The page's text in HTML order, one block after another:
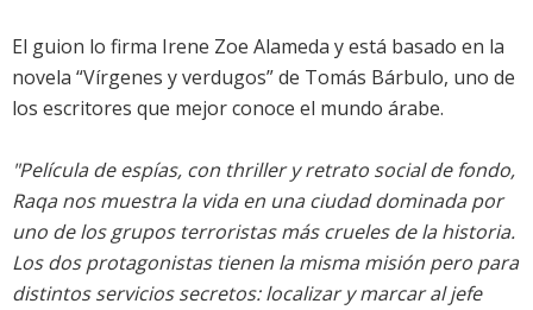
El guion lo firma Irene Zoe Alameda y está basado en la
novela “Vírgenes y verdugos” de Tomás Bárbulo, uno de
los escritores que mejor conoce el mundo árabe.
"Película de espías, con thriller y retrato social de fondo,
Raqa nos muestra la vida en una ciudad dominada por
uno de los grupos terroristas más crueles de la historia.
Los dos protagonistas tienen la misma misión pero para
distintos servicios secretos: localizar y marcar al jefe